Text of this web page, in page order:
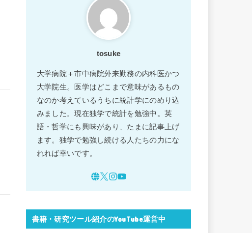
tosuke
大学病院＋市中病院外来勤務の内科医かつ
大学院生。医学はどこまで意味があるもの
なのか考えているうちに統計学にのめり込
みました。現在独学で統計を勉強中。英
語・哲学にも興味があり、たまに記事上げ
ます。独学で勉強し続ける人たちの力にな
れれば幸いです。
書籍・研究ツール紹介のYouTube運営中